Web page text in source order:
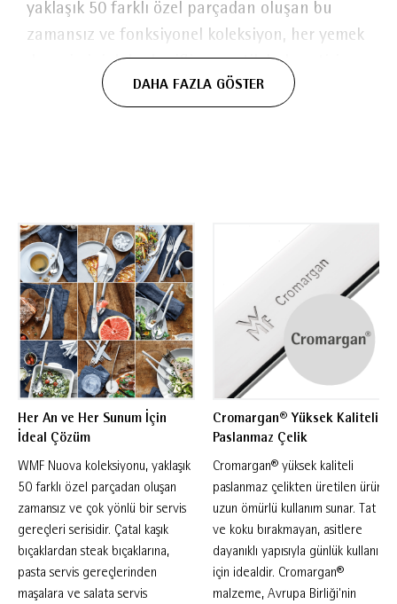
yaklaşık 50 farklı özel parçadan oluşan bu
zamansız ve fonksiyonel koleksiyon, her yemek
deneyimini daha keyifli ve pratik hale getirir.
Özenle seçilmiş servis parçalarından oluşan
deneyimi sunar. Set içeriğinde 1 çift salata
servis kaşığı, 1 adet servis kaşığı ve 1 adet
servis çatalı bulunur. Farklı yemek ve salata
sunumlarında kullanım kolaylığı sağlayan bu
parçalar, sofralara profesyonel bir dokunuş
kazandırır. Cromargan® yüksek kaliteli
paslanmaz çelikten üretilen set, üstün
dayanıklılığı ve zarif görünümü bir araya
getirir. Uzun ömürlü yapısı sayesinde yıllar
boyunca estetik görünümünü korurken günlük
kullanımda yüksek performans sunar. WMF'nin
uzmanlığı ve üretim tecrübesiyle üretilen servis
gereçleri, gıda asitlerine karşı dayanıklıdır,
kolay bakım sunar ve bulaşık makinesinde
yıkanabilir yapısıyla günlük kullanımda
DAHA FAZLA GÖSTER
Her An ve Her Sunum İçin
İdeal Çözüm
WMF Nuova koleksiyonu, yaklaşık
50 farklı özel parçadan oluşan
zamansız ve çok yönlü bir servis
gereçleri serisidir. Çatal kaşık
bıçaklardan steak bıçaklarına,
pasta servis gereçlerinden
maşalara ve salata servis
Cromargan® Yüksek Kaliteli
Paslanmaz Çelik
Cromargan® yüksek kaliteli
paslanmaz çelikten üretilen ürün,
uzun ömürlü kullanım sunar. Tat
ve koku bırakmayan, asitlere
dayanıklı yapısıyla günlük kullanım
için idealdir. Cromargan®
malzeme, Avrupa Birliği'nin